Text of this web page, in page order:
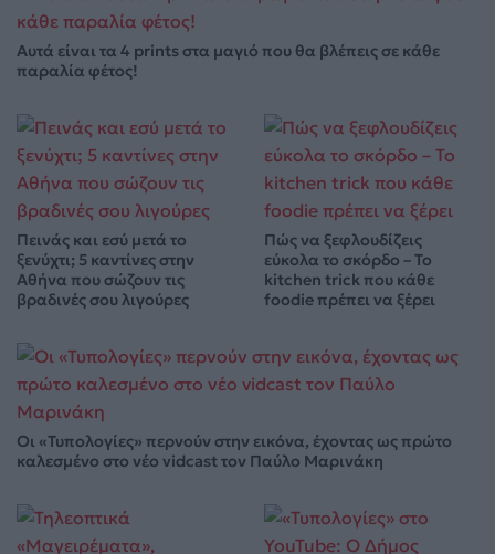
Αυτά είναι τα 4 prints στα μαγιό που θα βλέπεις σε κάθε
παραλία φέτος!
Πεινάς και εσύ μετά το
ξενύχτι; 5 καντίνες στην
Αθήνα που σώζουν τις
βραδινές σου λιγούρες
Πώς να ξεφλουδίζεις
εύκολα το σκόρδο – Το
kitchen trick που κάθε
foodie πρέπει να ξέρει
Οι «Τυπολογίες» περνούν στην εικόνα, έχοντας ως πρώτο
καλεσμένο στο νέο vidcast τον Παύλο Μαρινάκη